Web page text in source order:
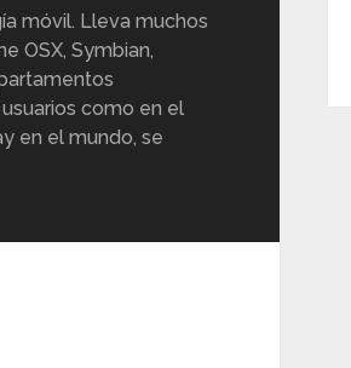
móvil. Lleva muchos
OSX, Symbian,
como en el
en el mundo, se